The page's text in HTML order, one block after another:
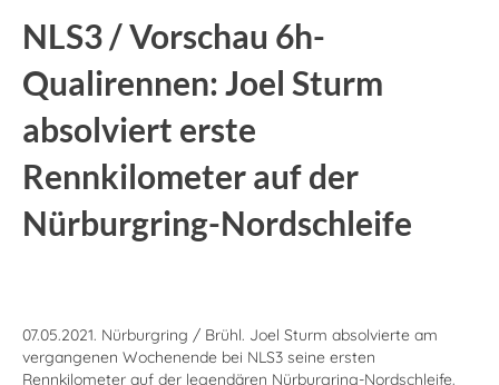
NLS3 / Vorschau 6h-
Qualirennen: Joel Sturm
absolviert erste
Rennkilometer auf der
Nürburgring-Nordschleife
07.05.2021. Nürburgring / Brühl. Joel Sturm absolvierte am
vergangenen Wochenende bei NLS3 seine ersten
Rennkilometer auf der legendären Nürburgring-Nordschleife.